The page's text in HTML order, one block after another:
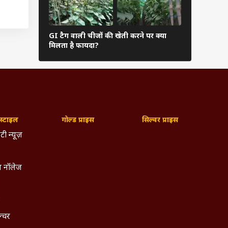
कहा
ला
सूखे
का
हो
GI टैग वाली चीजों की खेती करने पर क्या
मिलता है फायदा?
न्यूज़
नॉलेज
गोल्ड प्राइस सिल्वर प्राइस